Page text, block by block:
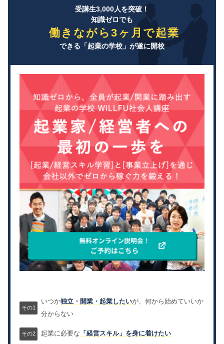
受講生3,000人を突破！
知識ゼロでも
働きながら3ヶ月で起業
できる「起業の学校」が遂に開校
いつか独立・開業・起業したいが、何から始めていいか
分からない
起業に必要な 「経営スキル」を身に着けたい